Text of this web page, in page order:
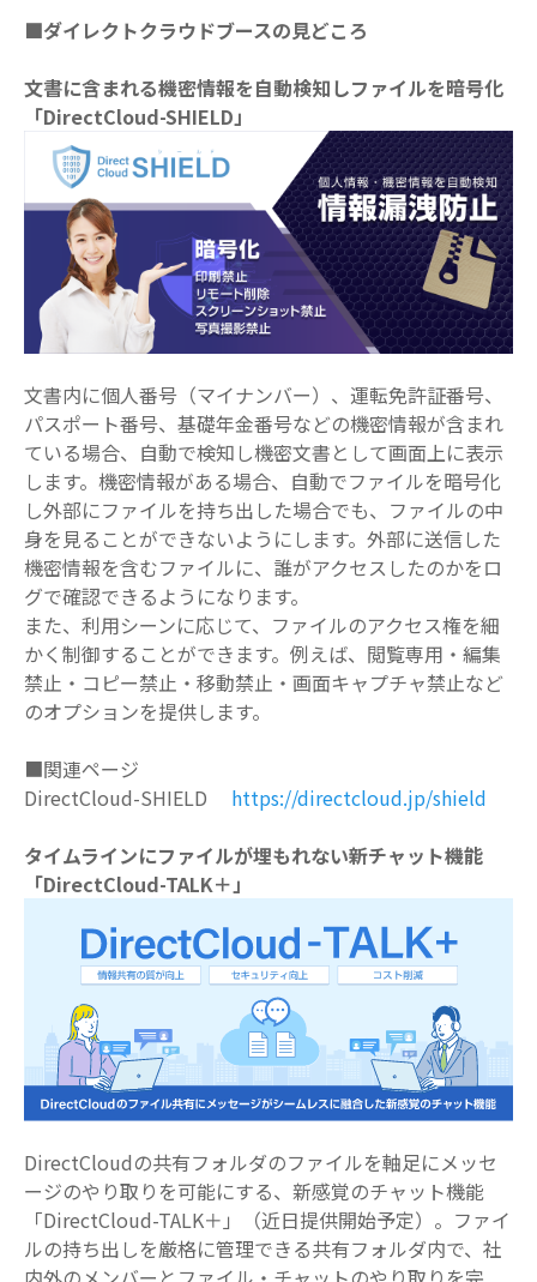
■ダイレクトクラウドブースの見どころ
⽂書に含まれる機密情報を自動検知しファイルを暗号化
「DirectCloud-SHIELD」
⽂書内に個⼈番号（マイナンバー）、運転免許証番号、
パスポート番号、基礎年⾦番号などの機密情報が含まれ
ている場合、自動で検知し機密⽂書として画⾯上に表⽰
します。機密情報がある場合、⾃動でファイルを暗号化
し外部にファイルを持ち出した場合でも、ファイルの中
⾝を⾒ることができないようにします。外部に送信した
機密情報を含むファイルに、誰がアクセスしたのかをロ
グで確認できるようになります。
また、利⽤シーンに応じて、ファイルのアクセス権を細
かく制御することができます。例えば、閲覧専⽤・編集
禁⽌・コピー禁⽌・移動禁⽌・画⾯キャプチャ禁⽌など
のオプションを提供します。
■関連ページ
DirectCloud-SHIELD
https://directcloud.jp/shield
タイムラインにファイルが埋もれない新チャット機能
「DirectCloud-TALK＋」
DirectCloudの共有フォルダのファイルを軸足にメッセ
ージのやり取りを可能にする、新感覚のチャット機能
「DirectCloud-TALK＋」（近日提供開始予定）。ファイ
ルの持ち出しを厳格に管理できる共有フォルダ内で、社